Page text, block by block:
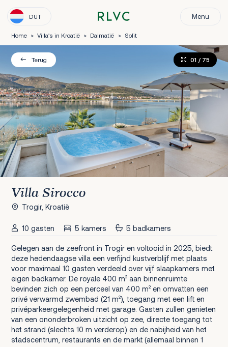
DUT Menu
Home > Villa's in Kroatië > Dalmatië > Split
Terug 01 / 75
Villa Sirocco
Trogir, Kroatië
10 gasten 5 kamers 5 badkamers
Gelegen aan de zeefront in Trogir en voltooid in 2025, biedt
deze hedendaagse villa een verfijnd kustverblijf met plaats
voor maximaal 10 gasten verdeeld over vijf slaapkamers met
eigen badkamer. De royale 400 m² aan binnenruimte
bevinden zich op een perceel van 400 m² en omvatten een
privé verwarmd zwembad (21 m²), toegang met een lift en
privéparkeergelegenheid met garage. Gasten zullen genieten
van een ononderbroken uitzicht op zee, directe toegang tot
het strand (slechts 10 m verderop) en de nabijheid van het
stadscentrum, restaurants en de markt (allemaal binnen 1